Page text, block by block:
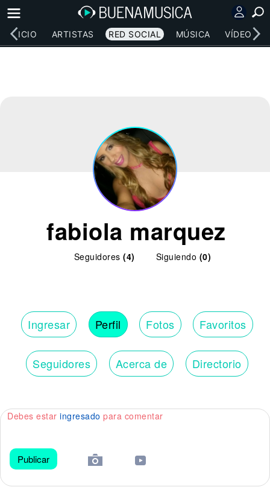
INICIO ARTISTAS RED SOCIAL MÚSICA VÍDEOS
fabiola marquez
Seguidores (4) Siguiendo (0)
Ingresar Perfil Fotos Favoritos
Seguidores Acerca de Directorio
Debes estar ingresado para comentar
Publicar